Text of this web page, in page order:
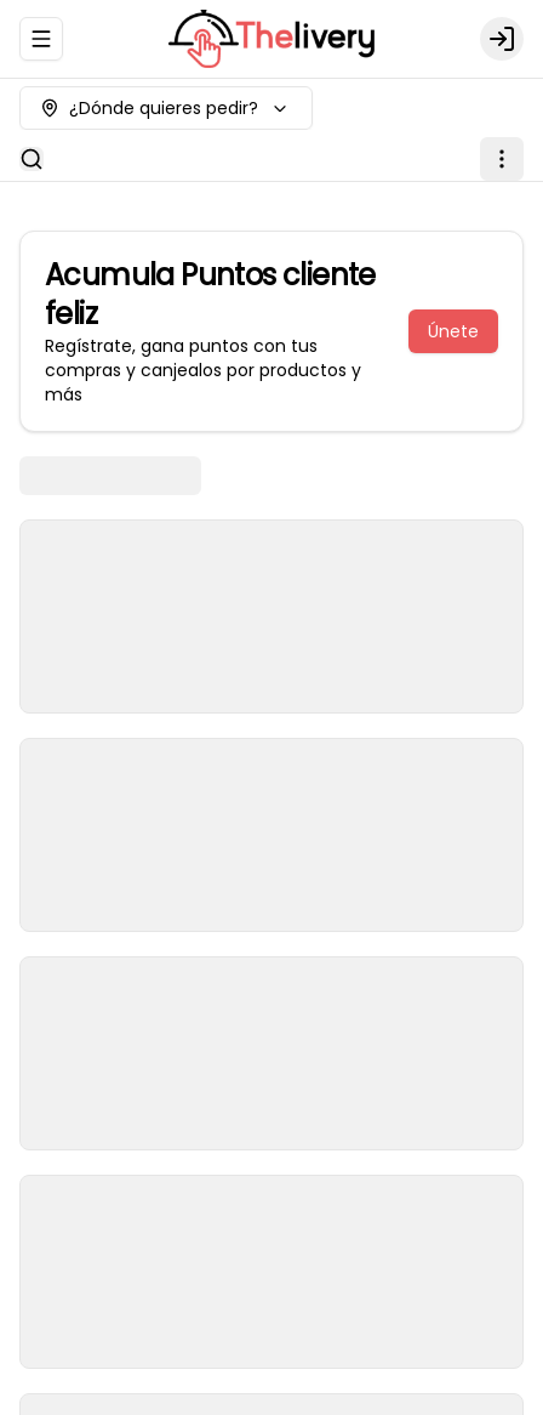
Abrir menu de navegación Login
¿Dónde quieres pedir?
Acumula Puntos cliente
feliz
Regístrate, gana puntos con tus
compras y canjealos por productos y
más
Únete